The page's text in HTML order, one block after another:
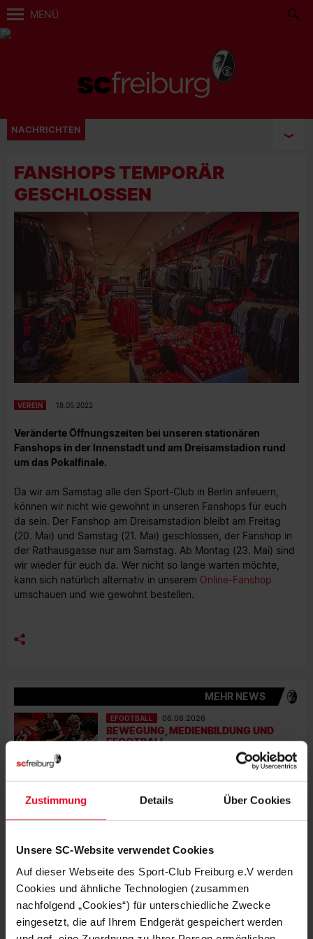
Zustimmung Details Über Cookies
Unsere SC-Website verwendet Cookies
Auf dieser Webseite des Sport-Club Freiburg e.V werden
Cookies und ähnliche Technologien (zusammen
nachfolgend „Cookies“) für unterschiedliche Zwecke
eingesetzt, die auf Ihrem Endgerät gespeichert werden
MENÜ
NACHRICHTEN
FANSHOPS TEMPORÄR
GESCHLOSSEN
VEREIN 18.05.2022
Veränderte Öffnungszeiten bei unseren stationären
Fanshops in der Innenstadt und am Dreisamstadion rund
um das Pokalfinale.
Da wir am Samstag alle den Sport-Club in Berlin anfeuern,
können wir nicht wie gewohnt in unseren Fanshops für euch
da sein. Der Fanshop am Dreisamstadion bleibt am Freitag
(20. Mai) und Samstag (21. Mai) geschlossen, der Fanshop in
der Rathausgasse nur am Samstag. Ab Montag (23. Mai) sind
wir wieder für euch da. Wer nicht so lange warten möchte,
kann sich natürlich alternativ in unserem Online-Fanshop
umschauen und wie gewohnt bestellen.
MEHR NEWS
EFOOTBALL 06.08.2026
BEWEGUNG, MEDIENBILDUNG UND
EFOOTBALL
VEREIN 31.07.2026
JUBILÄUMSABEND MIT STREICH UND
SCHUHPLATTLERN
30.07.2026
PHILIPP LIENHART IM PODCAST-
INTERVIEW
VEREIN 29.07.2026
IN ERINNERUNG AN FRANZ-KARL
OPITZ: DER BEGINN EINER LIEBE